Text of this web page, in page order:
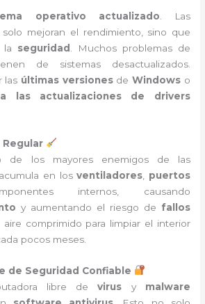
operativo actualizado . Las
solo mejoran el rendimiento, sino que
la seguridad
. Muchos problemas de
de sistemas desactualizados.
las últimas versionesdeWindows o
las actualizaciones de drivers
Regular
de los mayores enemigos de las
en losventiladores
puertos
internos, causando
y aumentando el riesgo de fallos
aire comprimido para limpiar el interior
pocos meses.
de Seguridad Confiable
libre devirus y malware